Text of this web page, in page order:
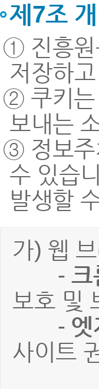
제7조
① 진흥원
저장하
② 쿠키는
보내는
③ 정보주
수 있습
발생할
가) 웹
-
보호 및
-
사이트